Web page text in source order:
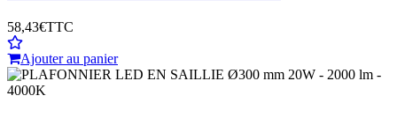
58,43€TTC
Ajouter au panier